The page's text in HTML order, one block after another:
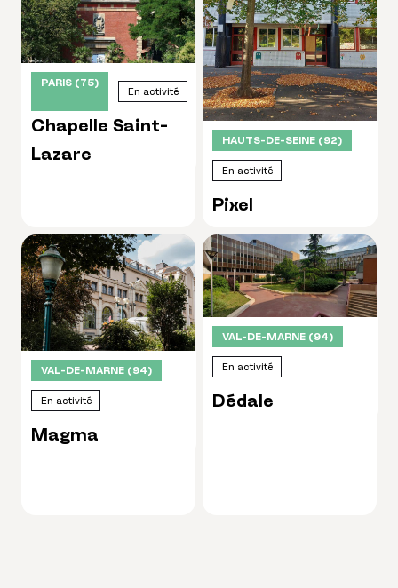
Chapelle Saint-
Lazare
PARIS (75)
En activité
Pixel
HAUTS-DE-SEINE (92)
En activité
Magma
VAL-DE-MARNE (94)
En activité Dédale
VAL-DE-MARNE (94)
En activité